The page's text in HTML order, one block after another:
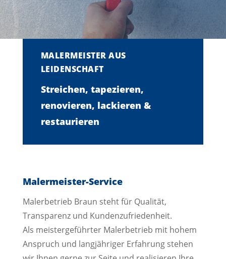
MALERMEISTER AUS
LEIDENSCHAFT
Streichen, tapezieren,
renovieren, lackieren &
restaurieren
Malermeister-Service
Malerbetrieb Braun steht für Qualität,
Transparenz und Kundenzufriedenheit.
Als meistergeführter Malerbetrieb mit hohem
Anspruch und langjähriger Erfahrung stehen